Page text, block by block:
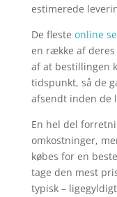
estimerede
De fleste online
en række af
af at bestillingen
tidspunkt, så de
afsendt inden de
En hel del
omkostninger,
købes for en
tage den mest
typisk –